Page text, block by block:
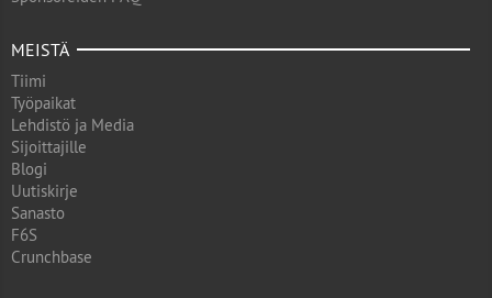
MEISTÄ
Tiimi
Työpaikat
Lehdistö ja Media
Sijoittajille
Blogi
Uutiskirje
Sanasto
F6S
Crunchbase